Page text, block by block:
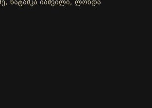
ნატაშკა იაშვილი, ლონდა